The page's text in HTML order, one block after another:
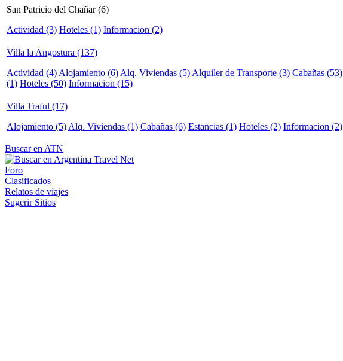
San Patricio del Chañar (6)
Actividad (3) Hoteles (1) Informacion (2)
Villa la Angostura (137)
Actividad (4) Alojamiento (6) Alq. Viviendas (5) Alquiler de Transporte (3) Cabañas (53)
(1) Hoteles (50) Informacion (15)
Villa Traful (17)
Alojamiento (5) Alq. Viviendas (1) Cabañas (6) Estancias (1) Hoteles (2) Informacion (2)
Buscar en ATN
Foro
Clasificados
Relatos de viajes
Sugerir Sitios